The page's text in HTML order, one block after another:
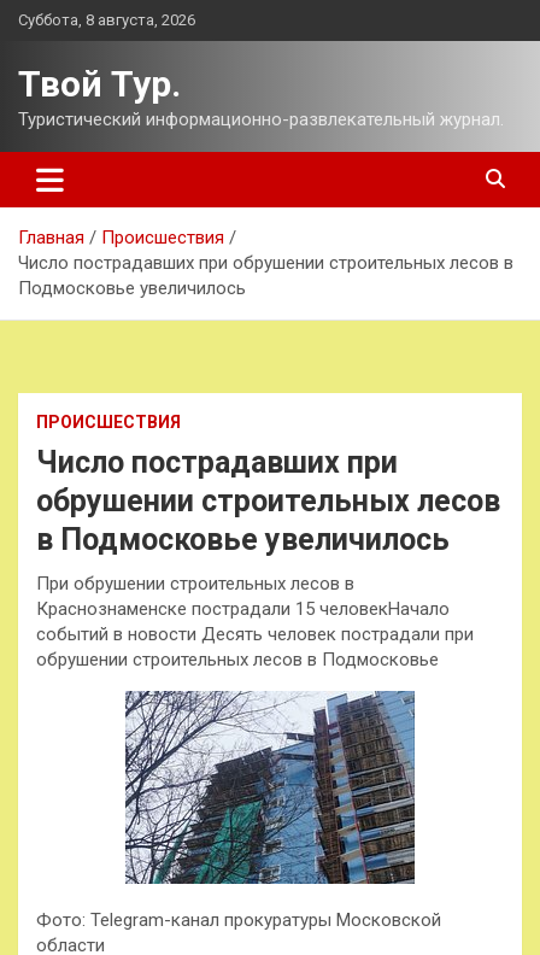
Перейти
Суббота, 8 августа, 2026
Твой Тур.
Туристический информационно-развлекательный журнал.
Главная
Происшествия
Число пострадавших при обрушении строительных лесов в
Подмосковье увеличилось
ПРОИСШЕСТВИЯ
Число пострадавших при
обрушении строительных лесов
в Подмосковье увеличилось
При обрушении строительных лесов в
Краснознаменске пострадали 15 человекНачало
событий в новости Десять человек пострадали при
обрушении строительных лесов в Подмосковье
Фото: Telegram-канал прокуратуры Московской
области